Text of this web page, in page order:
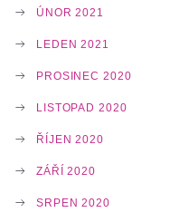
ÚNOR 2021
LEDEN 2021
PROSINEC 2020
LISTOPAD 2020
ŘÍJEN 2020
ZÁŘÍ 2020
SRPEN 2020